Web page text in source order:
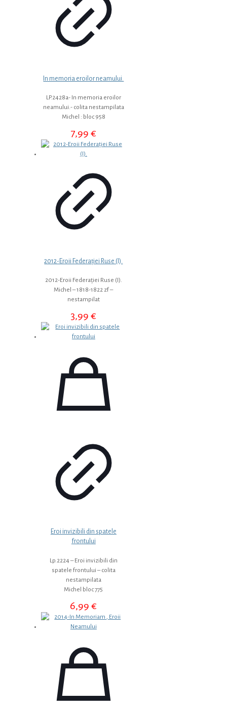
In memoria eroilor neamului.
LP.2428a- In memoria eroilor
neamului.- colita nestampilata
Michel : bloc 958
7,99€
2012-Eroii Federației Ruse (I).
2012-Eroii Federației Ruse (I).
Michel – 1818-1822 zf –
nestampilat
3,99€
Eroi invizibili din spatele
frontului
Lp.2224 – Eroi invizibili din
spatele frontului – colita
nestampilata
Michel bloc 775
6,99€